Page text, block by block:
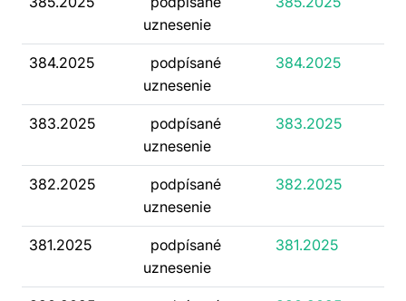
uznesenie
384.2025
podpísané
uznesenie
384.2025
383.2025
podpísané
uznesenie
383.2025
382.2025
podpísané
uznesenie
382.2025
381.2025
podpísané
uznesenie
381.2025